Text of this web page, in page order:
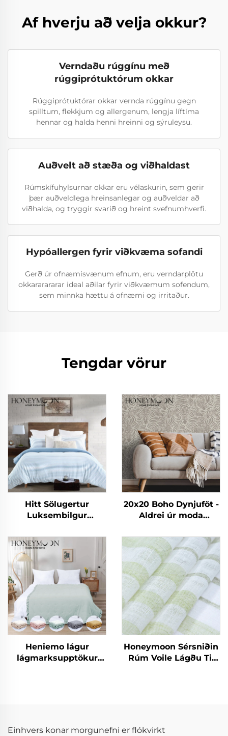
Af hverju að velja okkur?
Verndaðu rúggínu með
rúggiprótuktórum okkar
Rúggiprótuktórar okkar vernda rúggínu gegn
spilltum, flekkjum og allergenum, lengja líftíma
hennar og halda henni hreinni og sýruleysu.
Auðvelt að stæða og viðhaldast
Rúmskífuhylsurnar okkar eru vélaskurin, sem gerir
þær auðveldlega hreinsanlegar og auðveldar að
viðhalda, og tryggir svarið og hreint svefnumhverfi.
Hypóallergen fyrir viðkvæma sofandi
Gerð úr ofnæmisvænum efnum, eru verndarplötu
okkararararar ideal aðilar fyrir viðkvæmum sofendum,
sem minnka hættu á ofnæmi og irritaður.
Tengdar vörur
Hitt Sölugertur
Luksembilgur
90gsm Kationiskur
Stríklaður
Hlífardúkasetur 3
hlutar
20x20 Boho Dynjuföt -
Aldrei úr moda
staðir
Heniemo lágur
lágmarksupptökur
Honeymoon Sérsniðin
Rúm Voile Lágðu Til
Einhvers konar morgunefni er flókvirkt